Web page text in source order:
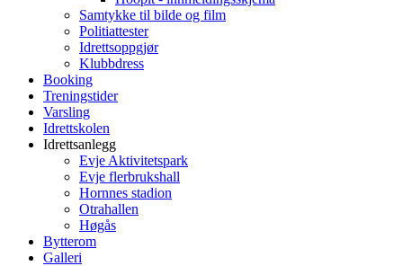
Samtykke til bilde og film
Politiattester
Idrettsoppgjør
Klubbdress
Booking
Treningstider
Varsling
Idrettskolen
Idrettsanlegg
Evje Aktivitetspark
Evje flerbrukshall
Hornnes stadion
Otrahallen
Høgås
Bytterom
Galleri